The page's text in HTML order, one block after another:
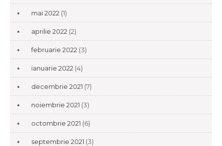
mai 2022 (1)
aprilie 2022 (2)
februarie 2022 (3)
ianuarie 2022 (4)
decembrie 2021 (7)
noiembrie 2021 (3)
octombrie 2021 (6)
septembrie 2021 (3)